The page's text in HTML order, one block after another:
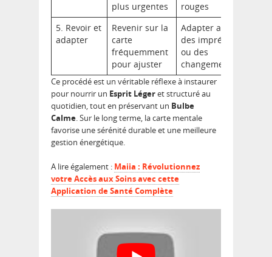
plus urgentes
rouges
5. Revoir et
adapter
Revenir sur la
carte
fréquemment
pour ajuster
Adapter au fil
des imprévus
ou des
changements
Ce procédé est un véritable réflexe à instaurer
pour nourrir un Esprit Légeret structuré au
quotidien, tout en préservant un Bulbe
Calme . Sur le long terme, la carte mentale
favorise une sérénité durable et une meilleure
gestion énergétique.
A lire également : Maiia : Révolutionnez
votre Accès aux Soins avec cette
Application de Santé Complète